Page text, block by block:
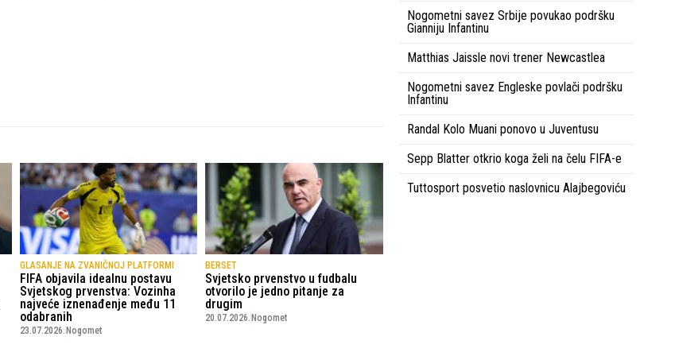
GLASANJE NA ZVANIČNOJ PLATFORMI
FIFA objavila idealnu postavu
Svjetskog prvenstva: Vozinha
najveće iznenađenje među 11
odabranih
23.07.2026. Nogomet
BERSET
Svjetsko prvenstvo u fudbalu
otvorilo je jedno pitanje za
drugim
20.07.2026. Nogomet
Nogometni savez Srbije povukao podršku
Gianniju Infantinu
Matthias Jaissle novi trener Newcastlea
Nogometni savez Engleske povlači podršku
Infantinu
Randal Kolo Muani ponovo u Juventusu
Sepp Blatter otkrio koga želi na čelu FIFA-e
Tuttosport posvetio naslovnicu Alajbegoviću